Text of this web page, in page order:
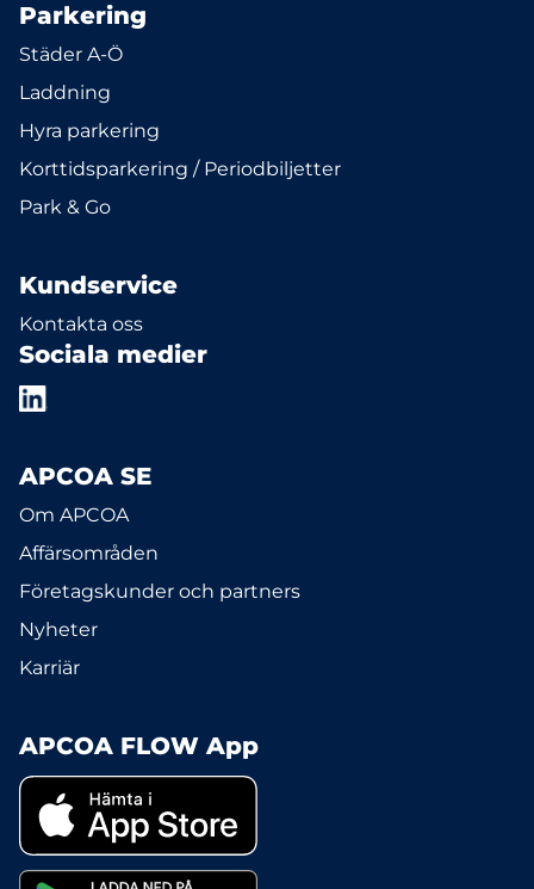
Parkering
Städer A-Ö
Laddning
Hyra parkering
Korttidsparkering / Periodbiljetter
Park & Go
Kundservice
Kontakta oss
Sociala medier
APCOA SE
Om APCOA
Affärsområden
Företagskunder och partners
Nyheter
Karriär
APCOA FLOW App